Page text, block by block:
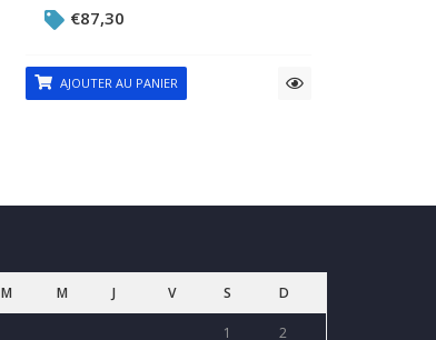
€87,30
AJOUTER AU PANIER
M M J V S D
1 2